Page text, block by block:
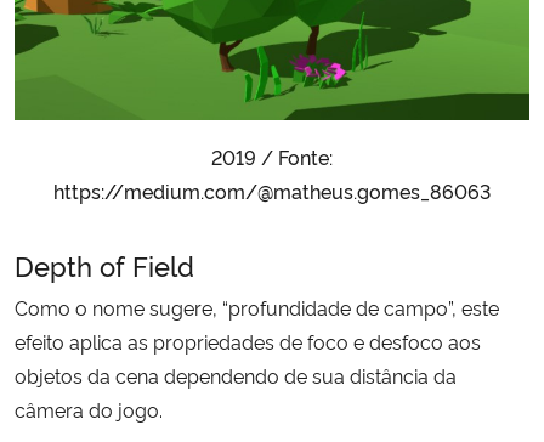
2019 / Fonte:
https://medium.com/@matheus.gomes_86063
Depth of Field
Como o nome sugere, “profundidade de campo”, este
efeito aplica as propriedades de foco e desfoco aos
objetos da cena dependendo de sua distância da
câmera do jogo.